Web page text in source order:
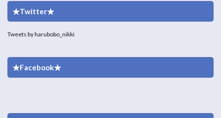
★Twitter★
Tweets by harubobo_nikki
★Facebook★